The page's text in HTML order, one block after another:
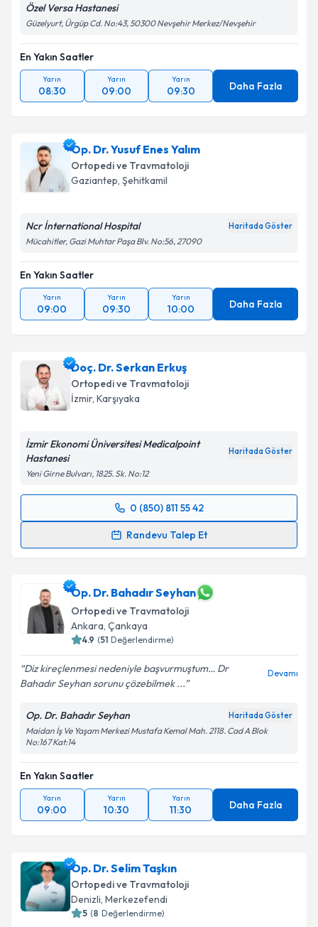
Özel Versa Hastanesi
Güzelyurt, Ürgüp Cd. No:43, 50300 Nevşehir Merkez/Nevşehir
En Yakın Saatler
Yarın
08:30
Yarın
09:00
Yarın
09:30 Daha Fazla
Op. Dr. Yusuf Enes Yalım
Ortopedi ve Travmatoloji
Gaziantep, Şehitkamil
Ncr İnternational Hospital Haritada Göster
Mücahitler, Gazi Muhtar Paşa Blv. No:56, 27090
En Yakın Saatler
Yarın
09:00
Yarın
09:30
Yarın
10:00 Daha Fazla
Doç. Dr. Serkan Erkuş
Ortopedi ve Travmatoloji
İzmir, Karşıyaka
İzmir Ekonomi Üniversitesi Medicalpoint
Hastanesi
Haritada Göster
Yeni Girne Bulvarı, 1825. Sk. No:12
0 (850) 811 55 42
Randevu Talep Et
Randevu Takvimi Talebi
takvim hazırlandığında e-posta ile bilgilendireceğiz.
E-posta Adresiniz
Kişisel verilerimin işlenmesine ilişkin
kapsamda işlenmesini kabul ediyorum.
Takvim Talebini Gönder
Op. Dr. Bahadır Seyhan
Ortopedi ve Travmatoloji
Ankara, Çankaya
4.9 (51 Değerlendirme)
Diz kireçlenmesi nedeniyle başvurmuştum… Dr
Bahadır Seyhan sorunu çözebilmek ...
Devamı
Op. Dr. Bahadır Seyhan Haritada Göster
Maidan İş Ve Yaşam Merkezi Mustafa Kemal Mah. 2118. Cad A Blok
No:167 Kat:14
En Yakın Saatler
Yarın
09:00
Yarın
10:30
Yarın
11:30 Daha Fazla
Op. Dr. Selim Taşkın
Ortopedi ve Travmatoloji
Denizli, Merkezefendi
5 (8 Değerlendirme)